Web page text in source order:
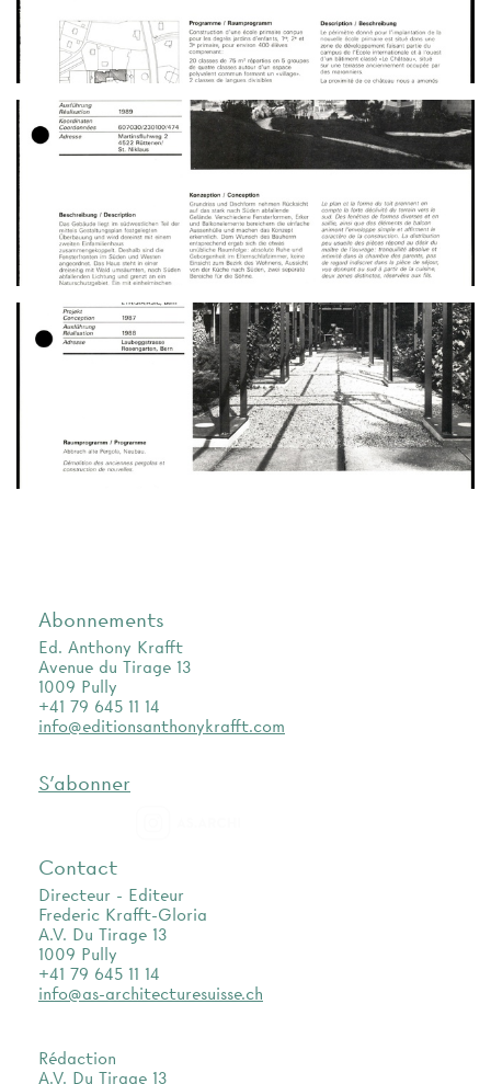
Abonnements
Ed. Anthony Krafft
Avenue du Tirage 13
1009 Pully
+41 79 645 11 14
info@editionsanthonykrafft.com
S'abonner
Contact
Directeur - Editeur
Frederic Krafft-Gloria
A.V. Du Tirage 13
1009 Pully
+41 79 645 11 14
info@as-architecturesuisse.ch
Rédaction
A.V. Du Tirage 13